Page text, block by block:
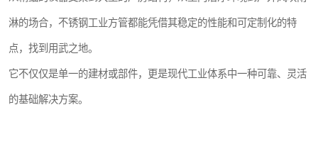
淋的场合，不锈钢工业方管都能凭借其稳定的性能和可定制化的特
点，找到用武之地。
它不仅仅是单一的建材或部件，更是现代工业体系中一种可靠、灵活
的基础解决方案。